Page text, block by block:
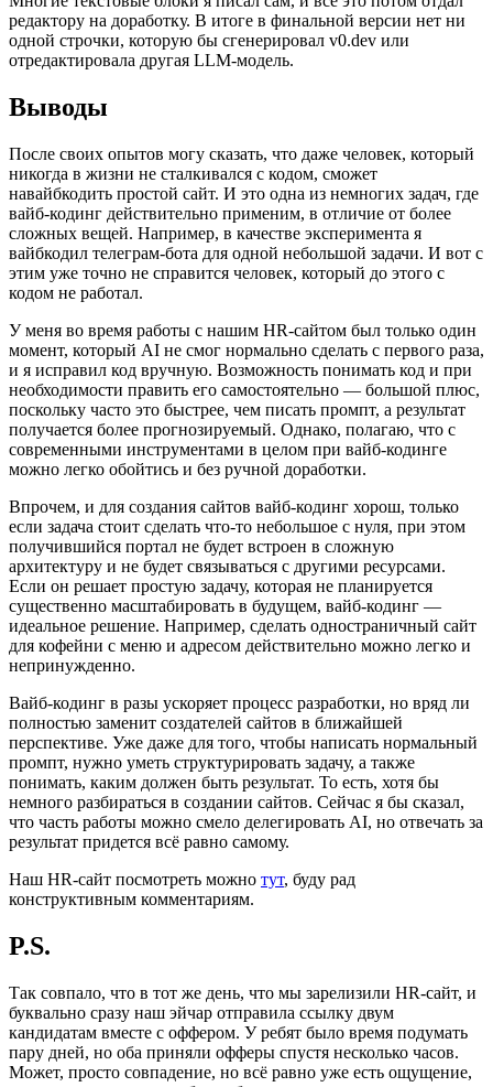
редактору на доработку. В итоге в финальной версии нет ни
одной строчки, которую бы сгенерировал v0.dev или
отредактировала другая LLM-модель.
Выводы
После своих опытов могу сказать, что даже человек, который
никогда в жизни не сталкивался с кодом, сможет
навайбкодить простой сайт. И это одна из немногих задач, где
вайб-кодинг действительно применим, в отличие от более
сложных вещей. Например, в качестве эксперимента я
вайбкодил телеграм-бота для одной небольшой задачи. И вот с
этим уже точно не справится человек, который до этого с
кодом не работал.
У меня во время работы с нашим HR-сайтом был только один
момент, который AI не смог нормально сделать с первого раза,
и я исправил код вручную. Возможность понимать код и при
необходимости править его самостоятельно — большой плюс,
поскольку часто это быстрее, чем писать промпт, а результат
получается более прогнозируемый. Однако, полагаю, что с
современными инструментами в целом при вайб-кодинге
можно легко обойтись и без ручной доработки.
Впрочем, и для создания сайтов вайб-кодинг хорош, только
если задача стоит сделать что-то небольшое с нуля, при этом
получившийся портал не будет встроен в сложную
архитектуру и не будет связываться с другими ресурсами.
Если он решает простую задачу, которая не планируется
существенно масштабировать в будущем, вайб-кодинг —
идеальное решение. Например, сделать одностраничный сайт
для кофейни с меню и адресом действительно можно легко и
непринужденно.
Вайб-кодинг в разы ускоряет процесс разработки, но вряд ли
полностью заменит создателей сайтов в ближайшей
перспективе. Уже даже для того, чтобы написать нормальный
промпт, нужно уметь структурировать задачу, а также
понимать, каким должен быть результат. То есть, хотя бы
немного разбираться в создании сайтов. Сейчас я бы сказал,
что часть работы можно смело делегировать AI, но отвечать за
результат придется всё равно самому.
Наш HR-cайт посмотреть можно тут, буду рад
конструктивным комментариям.
P.S.
Так совпало, что в тот же день, что мы зарелизили HR-сайт, и
буквально сразу наш эйчар отправила ссылку двум
кандидатам вместе с оффером. У ребят было время подумать
пару дней, но оба приняли офферы спустя несколько часов.
Может, просто совпадение, но всё равно уже есть ощущение,